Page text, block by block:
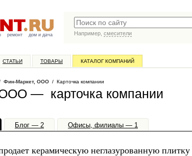
ремонт дом и дача
Например, смесители
СТАТЬИ ТОВАРЫ КАТАЛОГ КОМПАНИЙ
Фин-Маркет, ООО / Карточка компании
— карточка компании
Блог — 2 Офисы, филиалы — 1
керамическую неглазурованную